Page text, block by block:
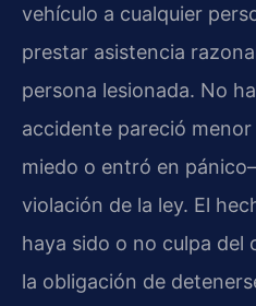
vehículo a cualquier
prestar asistencia
persona lesionada. No
accidente pareció
miedo o entró en
violación de la ley. El
haya sido o no culpa del
la obligación de